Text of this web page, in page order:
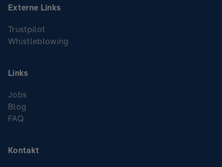
Externe Links
Trustpilot
Whistleblowing
Links
Jobs
Blog
FAQ
Kontakt